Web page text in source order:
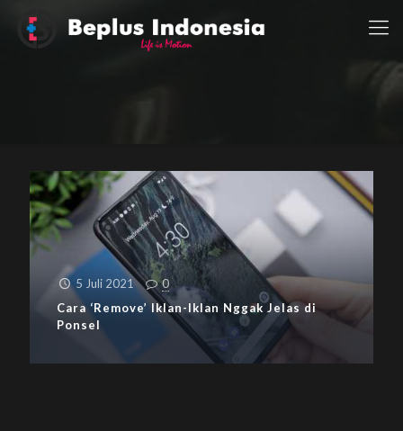
5 Juli 2021
0
Cara ‘Remove’ Iklan-Iklan Nggak Jelas di
Ponsel